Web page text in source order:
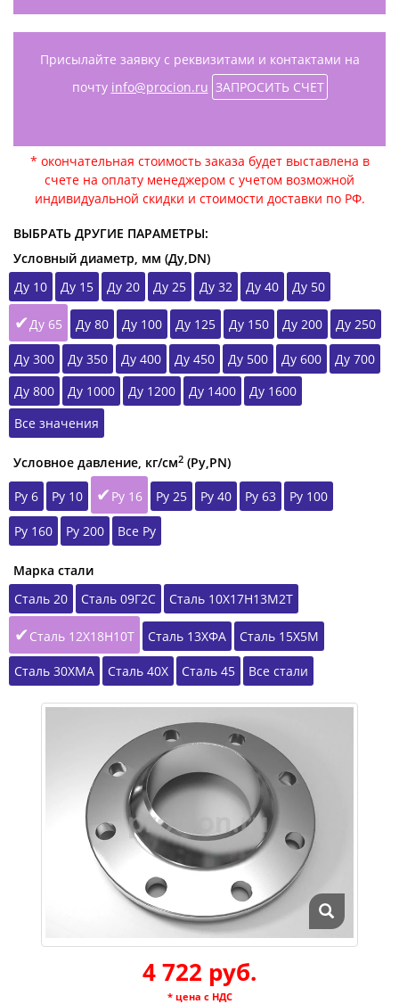
Присылайте заявку с реквизитами и контактами на
почту info@procion.ru ЗАПРОСИТЬ СЧЕТ
* окончательная стоимость заказа будет выставлена в
счете на оплату менеджером с учетом возможной
индивидуальной скидки и стоимости доставки по РФ.
ВЫБРАТЬ ДРУГИЕ ПАРАМЕТРЫ:
Условный диаметр, мм (Ду,DN)
Ду 10
Ду 15 Ду 20 Ду 25 Ду 32 Ду 40 Ду 50
Ду 65 Ду 80 Ду 100 Ду 125 Ду 150 Ду 200 Ду 250
Ду 300 Ду 350 Ду 400 Ду 450 Ду 500 Ду 600
Ду 700
Ду 800
Ду 1000 Ду 1200 Ду 1400
Ду 1600
Все значения
Условное давление, кг/см2 (Ру,РN)
Ру 6
Ру 10 Ру 16 Ру 25 Ру 40 Ру 63 Ру 100
Ру 160 Ру 200 Все Ру
Марка стали
Сталь 20
Сталь 09Г2С Сталь 10Х17Н13М2Т
Сталь 12Х18Н10Т Сталь 13ХФА Сталь 15Х5М
Сталь 30ХМА Сталь 40Х Сталь 45 Все стали
4 722 руб.
* цена с НДС